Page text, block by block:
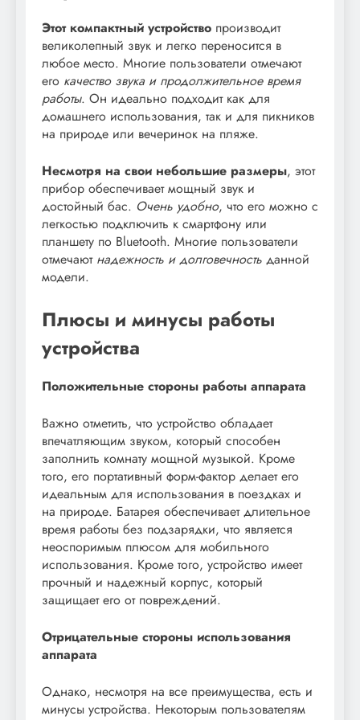
Этот компактный устройство производит
великолепный звук и легко переносится в
любое место. Многие пользователи отмечают
его качество звука и продолжительное время
работы. Он идеально подходит как для
домашнего использования, так и для пикников
на природе или вечеринок на пляже.
Несмотря на свои небольшие размеры, этот
прибор обеспечивает мощный звук и
достойный бас. Очень удобно, что его можно с
легкостью подключить к смартфону или
планшету по Bluetooth. Многие пользователи
отмечают надежность и долговечность данной
модели.
Плюсы и минусы работы
устройства
Положительные стороны работы аппарата
Важно отметить, что устройство обладает
впечатляющим звуком, который способен
заполнить комнату мощной музыкой. Кроме
того, его портативный форм-фактор делает его
идеальным для использования в поездках и
на природе. Батарея обеспечивает длительное
время работы без подзарядки, что является
неоспоримым плюсом для мобильного
использования. Кроме того, устройство имеет
прочный и надежный корпус, который
защищает его от повреждений.
Отрицательные стороны использования
аппарата
Однако, несмотря на все преимущества, есть и
минусы устройства. Некоторым пользователям